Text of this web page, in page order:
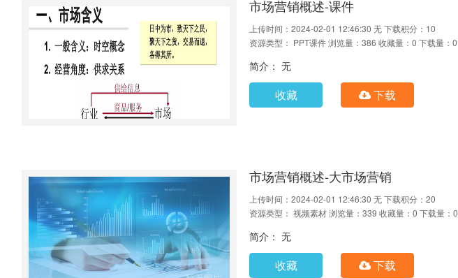
市场营销概述-课件
上传时间：2024-02-01 12:46:30 无下载积分：10
资源类型： PPT课件浏览量：386 收藏量：0 下载量：0
简介： 无
收藏 下载
市场营销概述-大市场营销
上传时间：2024-02-01 12:46:30 无下载积分：20
资源类型： 视频素材浏览量：339 收藏量：0 下载量：0
简介： 无
收藏 下载